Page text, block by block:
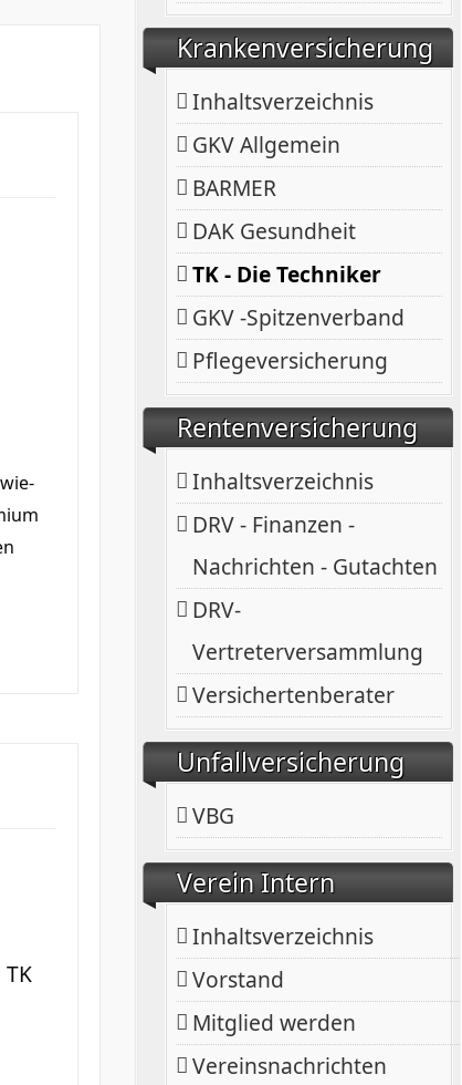
Krankenversicherung
Inhaltsverzeichnis
GKV Allgemein
BARMER
DAK Gesundheit
TK - Die Techniker
GKV -Spitzenverband
Pflegeversicherung
Rentenversicherung
Inhaltsverzeichnis
DRV - Finanzen -
Nachrichten - Gutachten
DRV-
Vertreterversammlung
Versichertenberater
Unfallversicherung
VBG
Verein Intern
Inhaltsverzeichnis
Vorstand
Mitglied werden
Vereinsnachrichten
wie­